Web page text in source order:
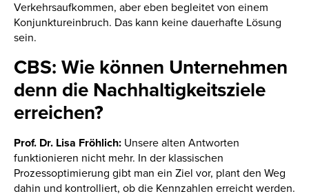
Verkehrsaufkommen, aber eben begleitet von einem
Konjunktureinbruch. Das kann keine dauerhafte Lösung
sein.
CBS: Wie können Unternehmen
denn die Nachhaltigkeitsziele
erreichen?
Prof. Dr. Lisa Fröhlich: Unsere alten Antworten
funktionieren nicht mehr. In der klassischen
Prozessoptimierung gibt man ein Ziel vor, plant den Weg
dahin und kontrolliert, ob die Kennzahlen erreicht werden.